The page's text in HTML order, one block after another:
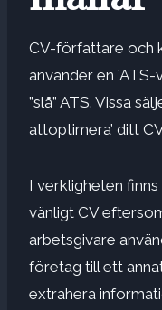
CV-författare och
använder en ’ATS-
”slå” ATS. Vissa
attoptimera’ ditt
I verkligheten
vänligt CV
arbetsgivare
företag till ett
extrahera